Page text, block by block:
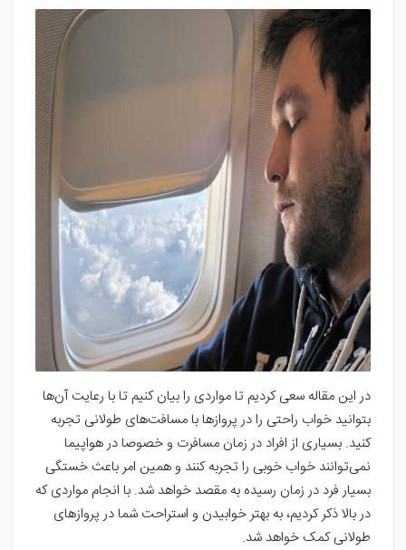
در این مقاله سعی کردیم تا مواردی را بیان کنیم تا با رعایت آن‌ها
بتوانید خواب راحتی را در پروازها با مسافت‌های طولانی تجربه
کنید. بسیاری از افراد در زمان مسافرت و خصوصا در هواپیما
نمی‌توانند خواب خوبی را تجربه کنند و همین امر باعث خستگی
بسیار فرد در زمان رسیده به مقصد خواهد شد. با انجام مواردی که
در بالا ذکر کردیم، به بهتر خوابیدن و استراحت شما در پروازهای
طولانی کمک خواهد شد.